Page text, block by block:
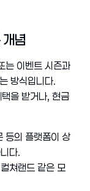
념
는 이벤트 시즌과
방식입니다.
을 받거나, 현금
등의 플랫폼이 상
다.
쳐랜드 같은 모